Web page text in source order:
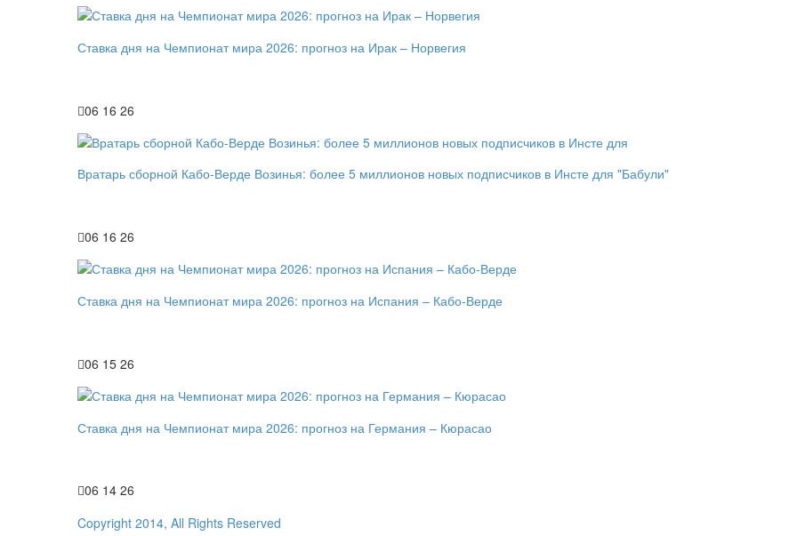
Ставка дня на Чемпионат мира 2026: прогноз на Ирак – Норвегия
06 16 26
Вратарь сборной Кабо-Верде Возинья: более 5 миллионов новых подписчиков в Инсте для "Бабули"
06 16 26
Ставка дня на Чемпионат мира 2026: прогноз на Испания – Кабо-Верде
06 15 26
Ставка дня на Чемпионат мира 2026: прогноз на Германия – Кюрасао
06 14 26
Copyright 2014, All Rights Reserved